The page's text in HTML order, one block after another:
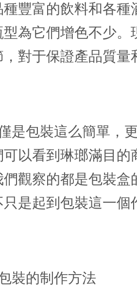
豐富的飲料和各
為它們增色不少
對于保證產品質量
是包裝這么簡單，
以看到琳瑯滿目
觀察的都是包裝
是起到包裝這一個
裝的制作方法